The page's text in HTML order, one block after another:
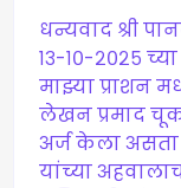
धन्यवाद श्री
१३-१०-२०२५
माझ्या प्राशन
लेखन प्रमाद
अर्ज केला असता
यांच्या